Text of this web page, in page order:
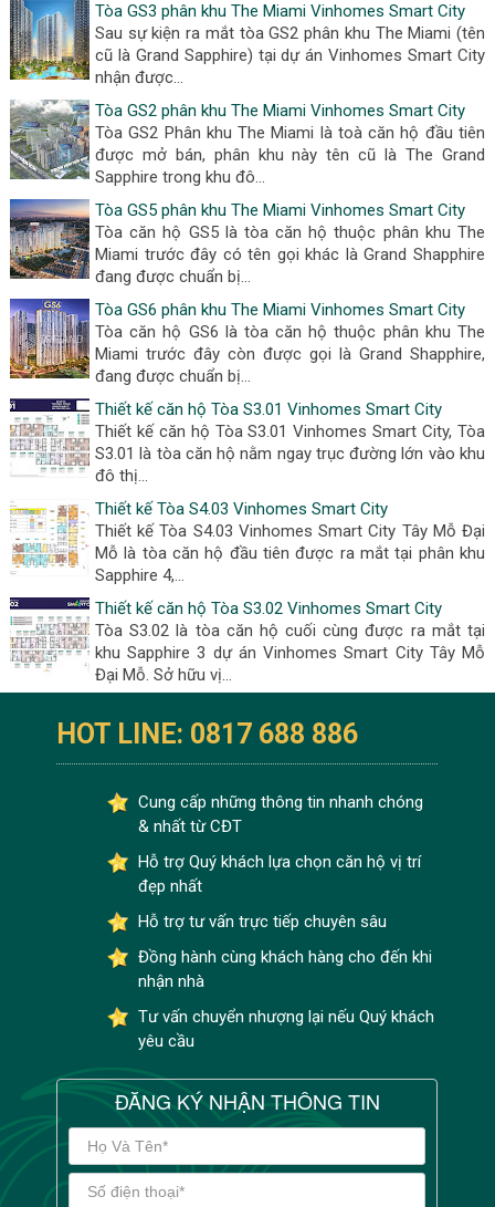
Tòa GS3 phân khu The Miami Vinhomes Smart City
Sau sự kiện ra mắt tòa GS2 phân khu The Miami (tên
cũ là Grand Sapphire) tại dự án Vinhomes Smart City
nhận được...
Tòa GS2 phân khu The Miami Vinhomes Smart City
Tòa GS2 Phân khu The Miami là toà căn hộ đầu tiên
được mở bán, phân khu này tên cũ là The Grand
Sapphire trong khu đô...
Tòa GS5 phân khu The Miami Vinhomes Smart City
Tòa căn hộ GS5 là tòa căn hộ thuộc phân khu The
Miami trước đây có tên gọi khác là Grand Shapphire
đang được chuẩn bị...
Tòa GS6 phân khu The Miami Vinhomes Smart City
Tòa căn hộ GS6 là tòa căn hộ thuộc phân khu The
Miami trước đây còn được gọi là Grand Shapphire,
đang được chuẩn bị...
Thiết kế căn hộ Tòa S3.01 Vinhomes Smart City
Thiết kế căn hộ Tòa S3.01 Vinhomes Smart City, Tòa
S3.01 là tòa căn hộ nằm ngay trục đường lớn vào khu
đô thị...
Thiết kế Tòa S4.03 Vinhomes Smart City
Thiết kế Tòa S4.03 Vinhomes Smart City Tây Mỗ Đại
Mỗ là tòa căn hộ đầu tiên được ra mắt tại phân khu
Sapphire 4,...
Thiết kế căn hộ Tòa S3.02 Vinhomes Smart City
Tòa S3.02 là tòa căn hộ cuối cùng được ra mắt tại
khu Sapphire 3 dự án Vinhomes Smart City Tây Mỗ
Đại Mỗ. Sở hữu vị...
HOT LINE: 0817 688 886
Cung cấp những thông tin nhanh chóng
& nhất từ CĐT
Hỗ trợ Quý khách lựa chọn căn hộ vị trí
đẹp nhất
Hỗ trợ tư vấn trực tiếp chuyên sâu
Đồng hành cùng khách hàng cho đến khi
nhận nhà
Tư vấn chuyển nhượng lại nếu Quý khách
yêu cầu
ĐĂNG KÝ NHẬN THÔNG TIN